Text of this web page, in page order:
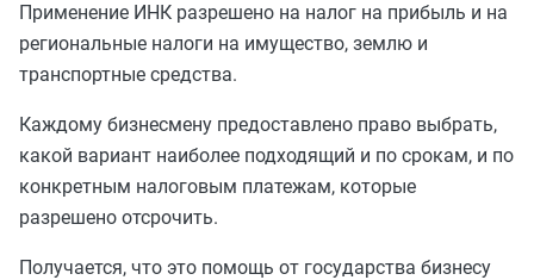
Применение ИНК разрешено на налог на прибыль и на
региональные налоги на имущество, землю и
транспортные средства.
Каждому бизнесмену предоставлено право выбрать,
какой вариант наиболее подходящий и по срокам, и по
конкретным налоговым платежам, которые
разрешено отсрочить.
Получается, что это помощь от государства бизнесу